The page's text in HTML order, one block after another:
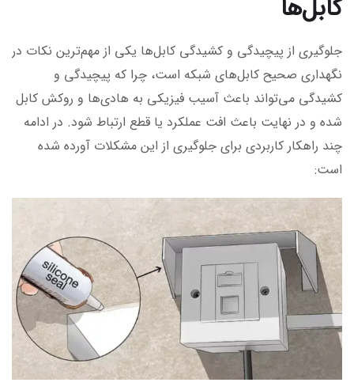
کابل‌ها
جلوگیری از پیچیدگی و کشیدگی کابل‌ها یکی از مهم‌ترین نکات در
نگهداری صحیح کابل‌های شبکه است، چرا که پیچیدگی و
کشیدگی می‌تواند باعث آسیب فیزیکی به هادی‌ها و روکش کابل
شده و در نهایت باعث افت عملکرد یا قطع ارتباط شود. در ادامه
چند راهکار کاربردی برای جلوگیری از این مشکلات آورده شده
است: